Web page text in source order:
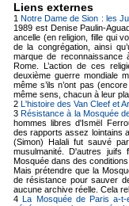
Liens externes
1Notre Dame de Sion : les
1989 est Denise Paulin-
ancelle (en religion, fille qui
de la congrégation, ainsi
marque de reconnaissance
Rome. L’action de ces
deuxième guerre mondiale
même s’ils n’ont pas
même sens, chacun à leur
2 L'histoire des Van Cleef et
3Résistance à la Mosquée
hommes libres d'Ismël
des rapports assez lointains
(Simon) Halali fut sauvé
musulmanité. D'autres
Mosquée dans des conditions
Mais prétendre que la
de résistance pour sauver
aucune archive réelle. Cela
4La Mosquée de Paris a-